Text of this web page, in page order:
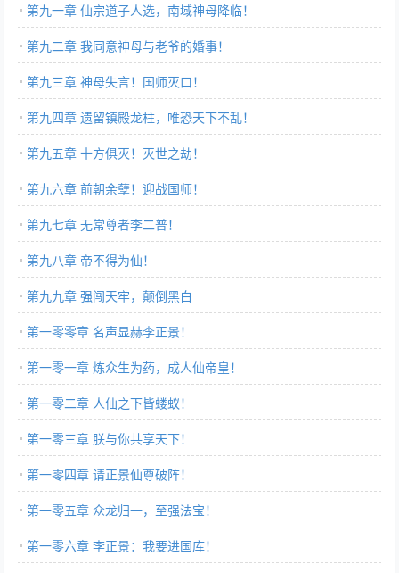
第九一章 仙宗道子人选，南域神母降临！
第九二章 我同意神母与老爷的婚事！
第九三章 神母失言！国师灭口！
第九四章 遗留镇殿龙柱，唯恐天下不乱！
第九五章 十方俱灭！灭世之劫！
第九六章 前朝余孽！迎战国师！
第九七章 无常尊者李二普！
第九八章 帝不得为仙！
第九九章 强闯天牢，颠倒黑白
第一零零章 名声显赫李正景！
第一零一章 炼众生为药，成人仙帝皇！
第一零二章 人仙之下皆蝼蚁！
第一零三章 朕与你共享天下！
第一零四章 请正景仙尊破阵！
第一零五章 众龙归一，至强法宝！
第一零六章 李正景：我要进国库！